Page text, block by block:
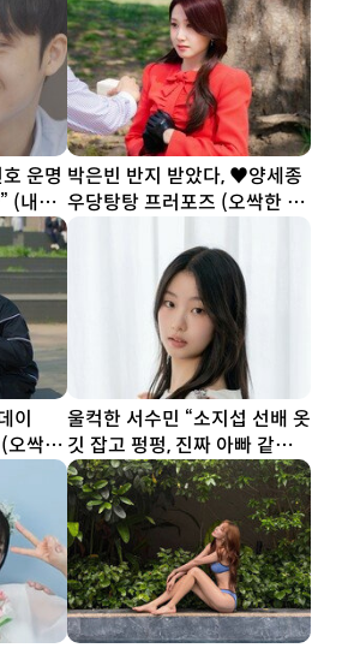
운명
(내남
박은빈 반지 받았다, ♥양세종
우당탕탕 프러포즈 (오싹한 연
이
오싹한
울컥한 서수민 “소지섭 선배 옷
깃 잡고 펑펑, 진짜 아빠 같았
다” (종합)[DA인터뷰]